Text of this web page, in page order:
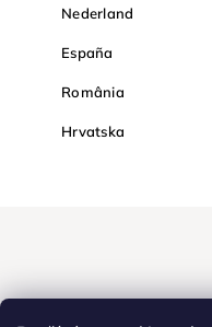
Nederland
España
România
Hrvatska